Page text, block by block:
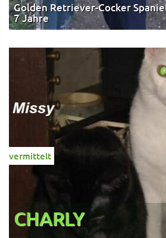
Golden Retriever-Cocker
7 Jahre
vermittelt
CHARLY